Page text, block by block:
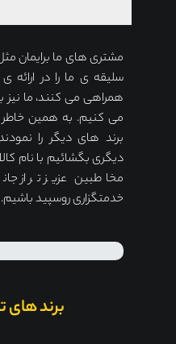
مشتری های ما برایمان
سلیقه ی ما را در ارائه
همراهی می کنند، ما
می کنیم. به همین خاطر
برند های دیگر را
مخاطبین عزیز تر از
خدمتگزاری روسپید باشیم.
برند